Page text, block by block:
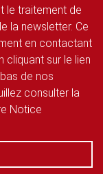
le traitement de
la newsletter. Ce
en contactant
cliquant sur le lien
de nos
consulter la
Notice